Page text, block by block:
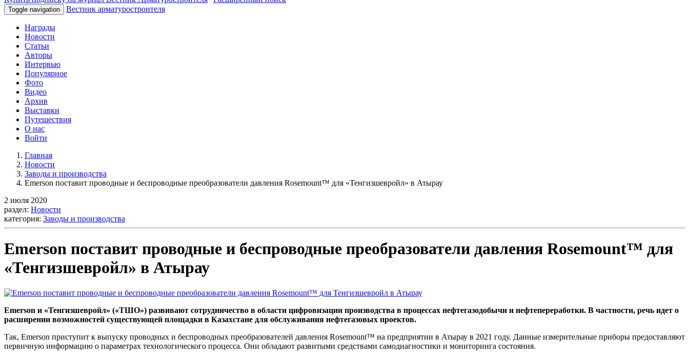
Toggle navigation Вестник арматуростроителя
Награды
Новости
Статьи
Авторы
Интервью
Популярное
Фото
Видео
Архив
Выставки
Путешествия
О нас
Войти
Главная
Новости
Заводы и производства
Emerson поставит проводные и беспроводные преобразователи давления Rosemount™ для «Тенгизшевройл» в Атырау
2 июля 2020
раздел: Новости
категория: Заводы и производства
Emerson поставит проводные и беспроводные преобразователи давления Rosemount™ для
«Тенгизшевройл» в Атырау
Emerson и «Тенгизшевройл» («ТШО») развивают сотрудничество в области цифровизации производства в процессах нефтегазодобычи и нефтепереработки. В частности, речь идет о
расширении возможностей существующей площадки в Казахстане для обслуживания нефтегазовых проектов.
Так, Emerson приступит к выпуску проводных и беспроводных преобразователей давления Rosemount™ на предприятии в Атырау в 2021 году. Данные измерительные приборы предоставляют
первичную информацию о параметрах технологического процесса. Они обладают развитыми средствами самодиагностики и мониторинга состояния.